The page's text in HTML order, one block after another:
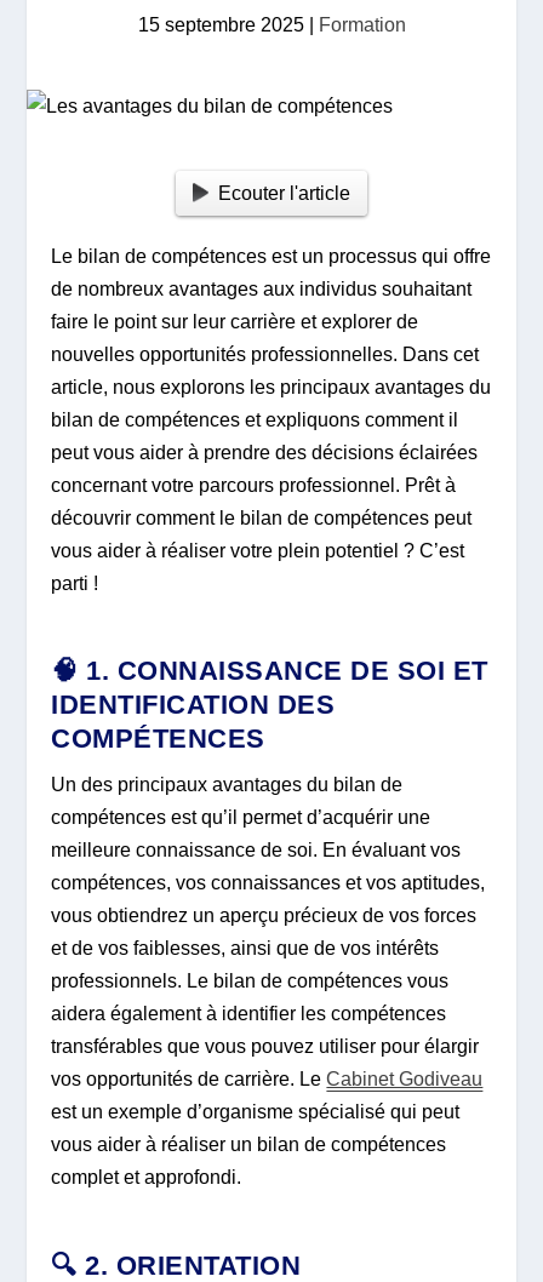
15 septembre 2025| Formation
Ecouter l'article
Le bilan de compétences est un processus qui offre
de nombreux avantages aux individus souhaitant
faire le point sur leur carrière et explorer de
nouvelles opportunités professionnelles. Dans cet
article, nous explorons les principaux avantages du
bilan de compétences et expliquons comment il
peut vous aider à prendre des décisions éclairées
concernant votre parcours professionnel. Prêt à
découvrir comment le bilan de compétences peut
vous aider à réaliser votre plein potentiel ? C’est
parti !
🧠 1. CONNAISSANCE DE SOI ET
IDENTIFICATION DES
COMPÉTENCES
Un des principaux avantages du bilan de
compétences est qu’il permet d’acquérir une
meilleure connaissance de soi. En évaluant vos
compétences, vos connaissances et vos aptitudes,
vous obtiendrez un aperçu précieux de vos forces
et de vos faiblesses, ainsi que de vos intérêts
professionnels. Le bilan de compétences vous
aidera également à identifier les compétences
transférables que vous pouvez utiliser pour élargir
vos opportunités de carrière. LeCabinet Godiveau
est un exemple d’organisme spécialisé qui peut
vous aider à réaliser un bilan de compétences
complet et approfondi.
🔍 2. ORIENTATION